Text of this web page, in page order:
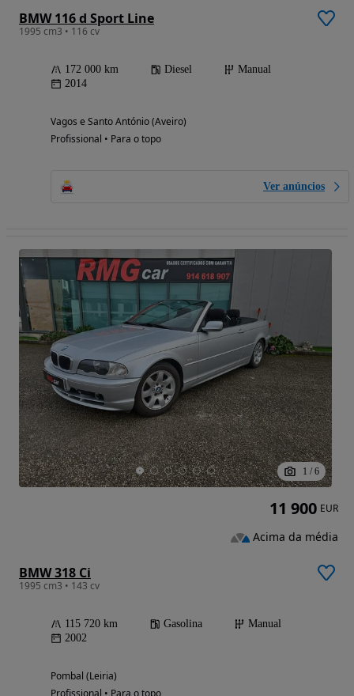
BMW 116 d Sport Line
1995 cm3 • 116 cv
172 000 km Diesel
Manual
2014
Vagos e Santo António (Aveiro)
Profissional • Para o topo
Ver anúncios
1 / 6
BMW 318 Ci
1995 cm3 • 143 cv
115 720 km Gasolina
Manual
2002
Pombal (Leiria)
Profissional • Para o topo
11 900 EUR
Acima da média